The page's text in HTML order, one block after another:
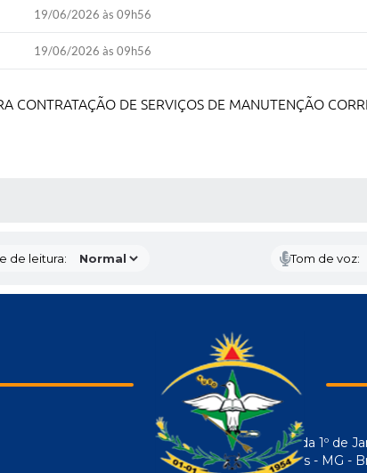
19/06/2026 às 09h56
19/06/2026 às 09h56
CONTRATAÇÃO DE SERVIÇOS DE MANUTENÇÃO
de leitura: Tom de voz:
Avenida 1º de
Araújos - MG -